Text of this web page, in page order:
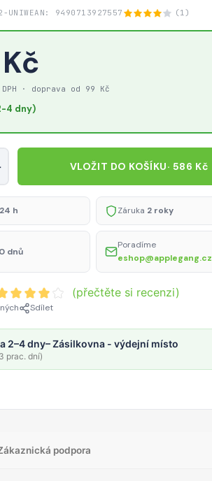
UNIWEAN: 9490713927557 (1)
· doprava od 99 Kč
4 dny)
VLOŽIT DO KOŠÍKU· 586 Kč
h Záruka 2 roky
dnů
Poradíme
eshop@applegang.cz
(přečtěte si recenzi)
Sdílet
2–4 dny– Zásilkovna - výdejní místo
prac. dní)
podpora